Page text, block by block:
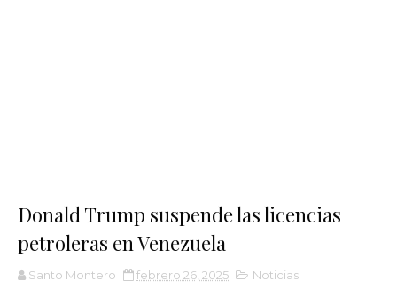
Donald Trump suspende las licencias
petroleras en Venezuela
Santo Montero febrero 26, 2025 Noticias